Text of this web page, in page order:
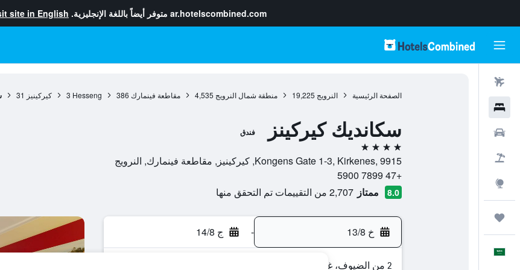
ar.hotelscombined.com متوفر أيضاً باللغة الإنجليزية. site in English
الصفحة الرئيسية النرويج 19,225 منطقة شمال النرويج 4,535 مقاطعة فينمارك 386
Hesseng
3 كيركينيز 31
سكانديك كيركينز فندق
4 نجوم
Kongens Gate 1-3, Kirkenes, 9915, كيركينيز, مقاطعة فينمارك, النرويج
+47 7899 5900
8.0 ممتاز 2,707 من التقييمات تم التحقق منها
خ 13/8 - ج 14/8
2 من الضيوف، غرفة واحدة